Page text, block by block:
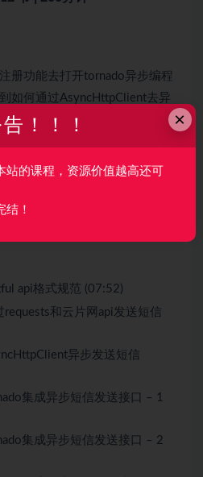
册功能去打开tornado异步编程
如何通过AsyncHttpClient去异
节中我们也将通过peewee-
session的分布式保存。 …
api格式规范 (07:52)
requests和云片网api发送短信
异步发送短信
集成异步短信发送接口 – 1
集成异步短信发送接口 – 2
×
！！！
的课程，资源价值越高还可
结！